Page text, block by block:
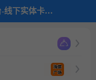
海信广场（邮寄）回收平台-线下实体卡回收平台-京大大回收